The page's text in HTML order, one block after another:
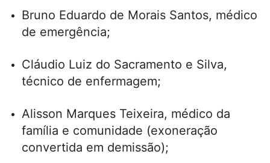
Bruno Eduardo de Morais Santos, médico
de emergência;
Cláudio Luiz do Sacramento e Silva,
técnico de enfermagem;
Alisson Marques Teixeira, médico da
família e comunidade (exoneração
convertida em demissão);